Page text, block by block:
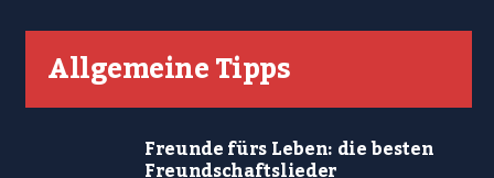
Allgemeine Tipps
Freunde fürs Leben: die besten